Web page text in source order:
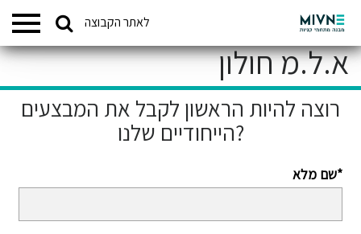
לאתר הקבוצה המתחמים שלנו
א.ל.מ חולון
רוצה להיות הראשון לקבל את המבצעים
הייחודיים שלנו?
שם מלא*